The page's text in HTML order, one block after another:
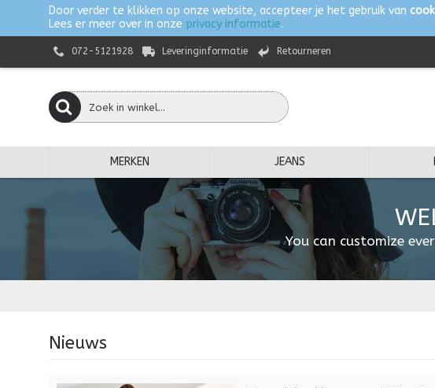
Door verder te klikken op onze website, accepteer je het gebruik van
Lees er meer over in onze privacy informatie.
072-5121928 Leveringinformatie Retourneren
MERKEN JEANS
You can customize
Nieuws